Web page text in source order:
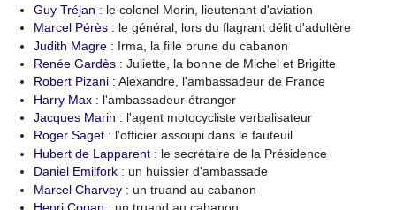
Guy Tréjan : le colonel Morin, lieutenant d'aviation
Marcel Pérès : le général, lors du flagrant délit d'adultère
Judith Magre : Irma, la fille brune du cabanon
Renée Gardès : Juliette, la bonne de Michel et Brigitte
Robert Pizani : Alexandre, l'ambassadeur de France
Harry Max : l'ambassadeur étranger
Jacques Marin : l'agent motocycliste verbalisateur
Roger Saget : l'officier assoupi dans le fauteuil
Hubert de Lapparent : le secrétaire de la Présidence
Daniel Emilfork : un huissier d'ambassade
Marcel Charvey : un truand au cabanon